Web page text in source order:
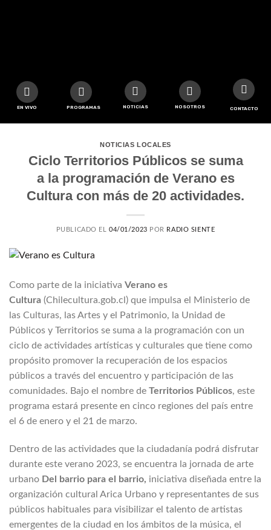
EN VIVO PROGRAMAS NOTICIAS NOSOTROS CONTACTO
NOTICIAS LOCALES
Ciclo Territorios Públicos se suma
a la programación de Verano es
Cultura con más de 20 actividades.
PUBLICADO EL04/01/2023 POR RADIO SIENTE
Como parte de la iniciativa Verano es
Cultura (Chilecultura.gob.cl) que impulsa el Ministerio de
las Culturas, las Artes y el Patrimonio, la Unidad de
Públicos y Territorios se suma a la programación con un
ciclo de actividades artísticas y culturales que tiene como
propósito promover la recuperación de los espacios
públicos a través del encuentro y participación de las
comunidades. Bajo el nombre de Territorios Públicos, este
programa estará presente en cinco regiones del país entre
el 6 de enero y el 21 de marzo.
Dentro de las actividades que la ciudadanía podrá disfrutar
durante este verano 2023, se encuentra la jornada de arte
urbano Del barrio para el barrio, iniciativa diseñada entre la
organización cultural Arica Urbano y representantes de sus
públicos habituales para visibilizar el talento de artistas
emergentes de la ciudad en los ámbitos de la música, el